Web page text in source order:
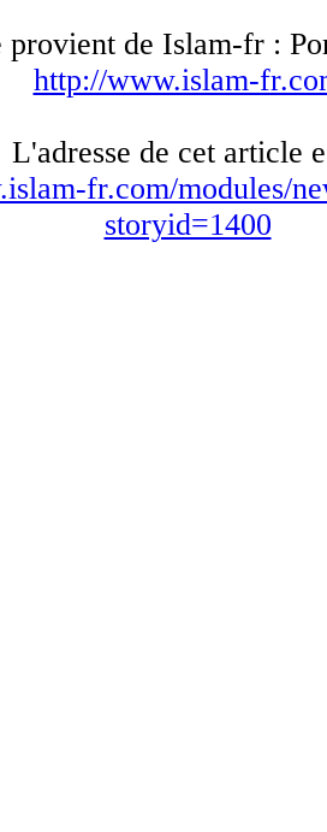
provient de Islam-fr :
http://www.islam-
L'adresse de cet article
fr.com/modules/
storyid=1400